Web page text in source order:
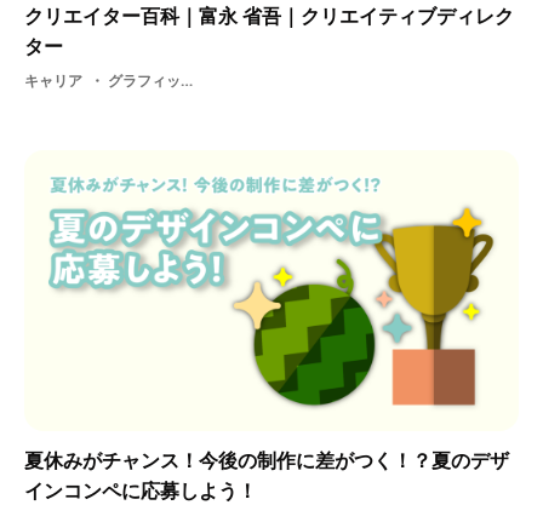
クリエイター百科｜富永 省吾｜クリエイティブディレク
ター
キャリア グラフィックデザイン・ クリエイティブディレクター・ 1-10HOLDINGS・ Inc.
夏休みがチャンス！今後の制作に差がつく！？夏のデザ
インコンペに応募しよう！